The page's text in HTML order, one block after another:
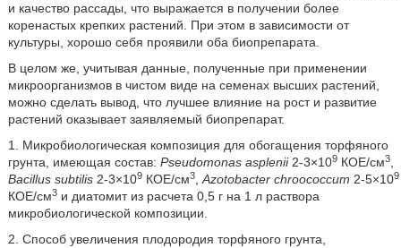
и качество рассады, что выражается в получении более
коренастых крепких растений. При этом в зависимости от
культуры, хорошо себя проявили оба биопрепарата.
В целом же, учитывая данные, полученные при применении
микроорганизмов в чистом виде на семенах высших растений,
можно сделать вывод, что лучшее влияние на рост и развитие
растений оказывает заявляемый биопрепарат.
1. Микробиологическая композиция для обогащения торфяного
грунта, имеющая состав: Pseudomonas asplenii2-3×109КОЕ/см3,
Bacillus subtilis2-3×109КОЕ/см3, Azotobacter chroococcum 2-5×109
КОЕ/см3и диатомит из расчета 0,5 г на 1 л раствора
микробиологической композиции.
2. Способ увеличения плодородия торфяного грунта,